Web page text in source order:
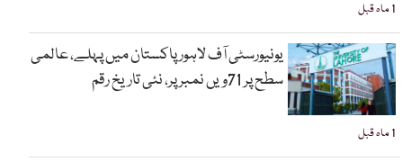
1 ماہ قبل
1 ماہ قبل
یونیورسٹی آف لاہور پاکستان میں پہلے، عالمی
سطح پر 71ویں نمبر پر، نئی تاریخ رقم